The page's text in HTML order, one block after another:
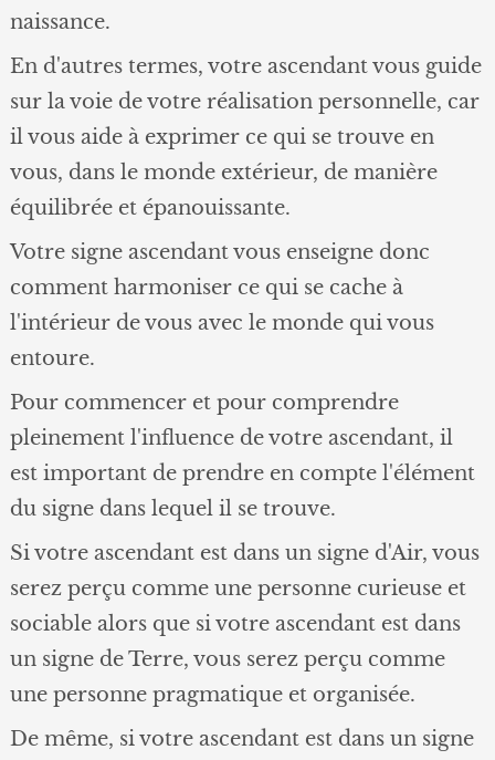
naissance.
En d'autres termes, votre ascendant vous guide
sur la voie de votre réalisation personnelle, car
il vous aide à exprimer ce qui se trouve en
vous, dans le monde extérieur, de manière
équilibrée et épanouissante.
Votre signe ascendant vous enseigne donc
comment harmoniser ce qui se cache à
l'intérieur de vous avec le monde qui vous
entoure.
Pour commencer et pour comprendre
pleinement l'influence de votre ascendant, il
est important de prendre en compte l'élément
du signe dans lequel il se trouve.
Si votre ascendant est dans un signe d'Air, vous
serez perçu comme une personne curieuse et
sociable alors que si votre ascendant est dans
un signe de Terre, vous serez perçu comme
une personne pragmatique et organisée.
De même, si votre ascendant est dans un signe